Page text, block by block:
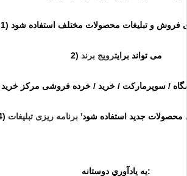
فروش و تبلیغات محصولات مختلف استفاده شود
2) می تواند برایترویج برند
/ سوپرمارکت / خرید / خرده فروشی مرکز خرید
محصولات جدید استفاده شود' برنامه ریزی تبلیغات
يه يادآوري دوستانه: